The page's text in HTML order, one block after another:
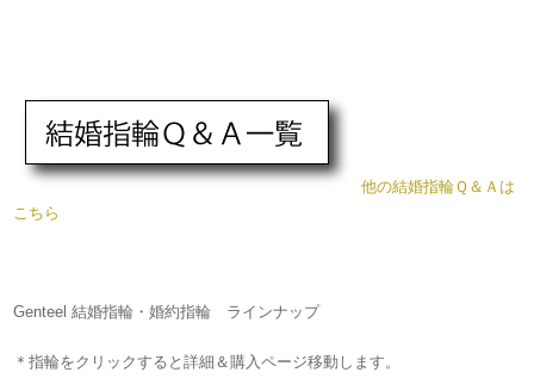
他の結婚指輪Ｑ＆Ａは
こちら
Genteel 結婚指輪・婚約指輪 ラインナップ
＊指輪をクリックすると詳細＆購入ページ移動します。